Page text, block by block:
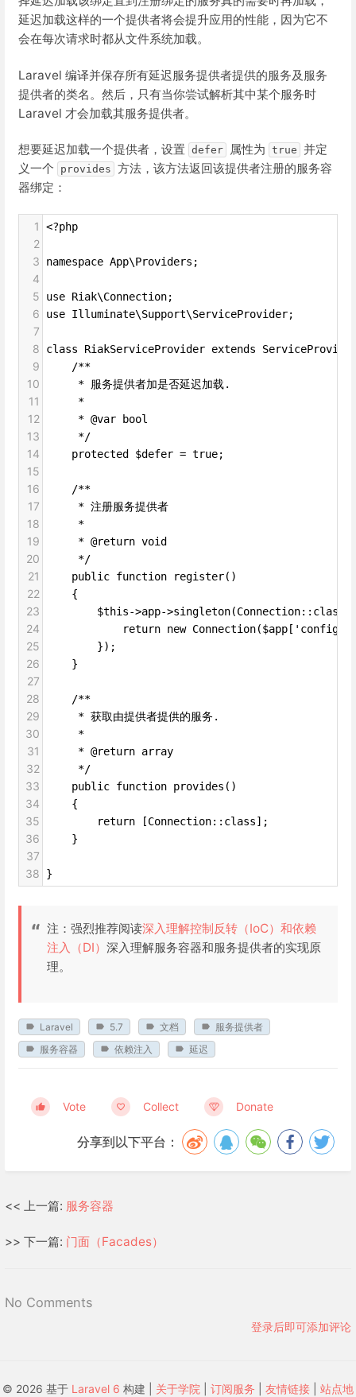
延迟加载这样的一个提供者将会提升应用的性能，因为它不
会在每次请求时都从文件系统加载。
Laravel 编译并保存所有延迟服务提供者提供的服务及服务
提供者的类名。然后，只有当你尝试解析其中某个服务时
Laravel 才会加载其服务提供者。
想要延迟加载一个提供者，设置 defer 属性为 true 并定
义一个
provides 方法，该方法返回该提供者注册的服务容
器绑定：
1 <?php
2
3
namespace App\Providers;
4
5
use Riak\Connection;
6 use Illuminate\Support\ServiceProvider;
7
8
class RiakServiceProvider extends
9
    /**
10
     * 服务提供者加是否延迟加载.
11
     *
12
     * @var bool
13
     */
14
    protected $defer = true;
15
16
    /**
17
     * 注册服务提供者
18
     *
19
     * @return void
20
     */
21
    public function register()
22
    {
23
$this->app->singleton(Connection::class,
24
return new
25
        });
26
    }
27
28
    /**
29
     * 获取由提供者提供的服务.
30
     *
31
     * @return array
32
     */
33
    public function provides()
34
    {
35
        return [Connection::class];
36
    }
37
38
}
注：强烈推荐阅读深入理解控制反转（IoC）和依赖
注入（DI） 深入理解服务容器和服务提供者的实现原
理。
Laravel 5.7 文档
服务提供者
服务容器
依赖注入 延迟
Vote Collect Donate
分享到以下平台：
<< 上一篇: 服务容器
>> 下一篇: 门面（Facades）
No Comments
登录后即可添加评论
© 2026 基于 Laravel 6 构建 | 关于学院 订阅服务 友情链接 站点地